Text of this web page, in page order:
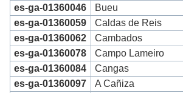
es-ga-01360046
Bueu
es-ga-01360059
Caldas de Reis
es-ga-01360062
Cambados
es-ga-01360078
Campo Lameiro
es-ga-01360084
Cangas
es-ga-01360097
A Cañiza